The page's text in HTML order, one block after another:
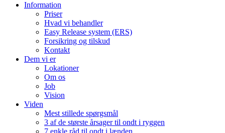
Information
Priser
Hvad vi behandler
Easy Release system (ERS)
Forsikring og tilskud
Kontakt
Dem vi er
Lokationer
Om os
Job
Vision
Viden
Mest stillede spørgsmål
3 af de største årsager til ondt i ryggen
7 enkle råd til ondt i lænden